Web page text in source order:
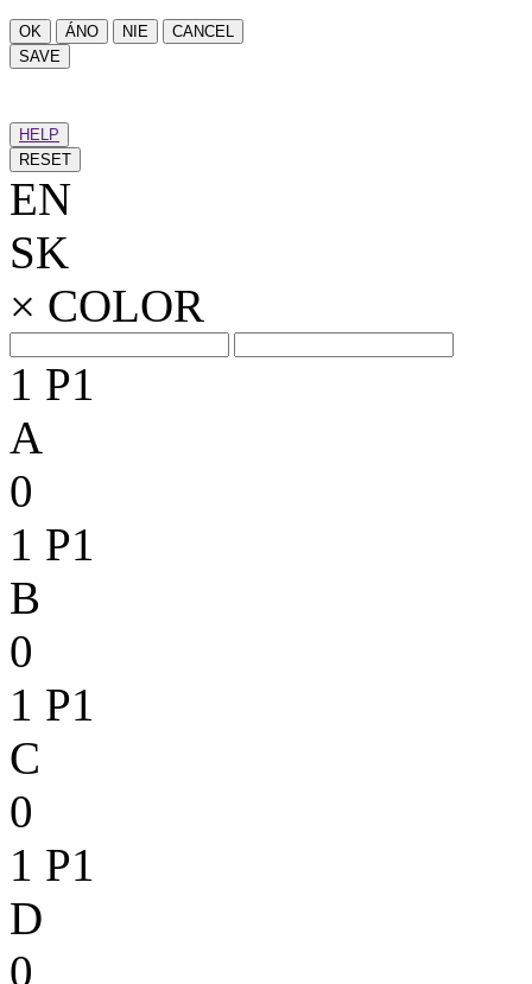
OK ÁNO NIE
CANCEL
SAVE
HELP
RESET
EN
SK
× COLOR
1 P1
A
0
1 P1
B
0
1 P1
C
0
1 P1
D
0